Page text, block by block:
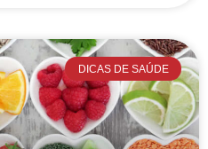
DICAS DE SAÚDE